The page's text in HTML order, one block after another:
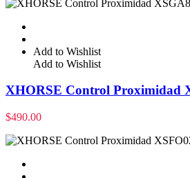
Add to Wishlist
Add to Wishlist
XHORSE Control Proximidad
$490.00